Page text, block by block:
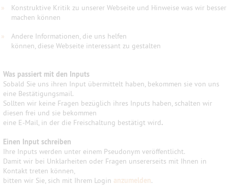
»
Konstruktive Kritik zu unserer Webseite und Hinweise was wir besser
machen können
»
Andere Informationen, die uns helfen
können, diese Webseite interessant zu gestalten
Was passiert mit den Inputs
Sobald Sie uns ihren Input übermittelt haben, bekommen sie von uns
eine Bestätigungsmail.
Sollten wir keine Fragen bezüglich ihres Inputs haben, schalten wir
diesen frei und sie bekommen
eine E-Mail, in der die Freischaltung bestätigt wird.
Einen Input schreiben
Ihre Inputs werden unter einem Pseudonym veröffentlicht.
Damit wir bei Unklarheiten oder Fragen unsererseits mit Ihnen in
Kontakt treten können,
bitten wir Sie, sich mit Ihrem Login anzumelden.